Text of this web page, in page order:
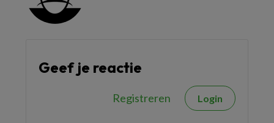
Geef je reactie
Registreren Login